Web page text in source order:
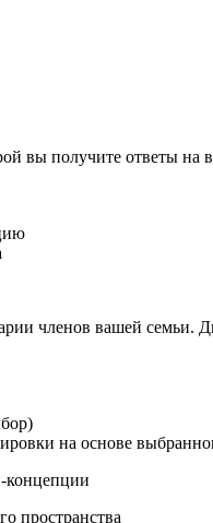
вы получите ответы
членов вашей семьи.
на основе
концепции
пространства